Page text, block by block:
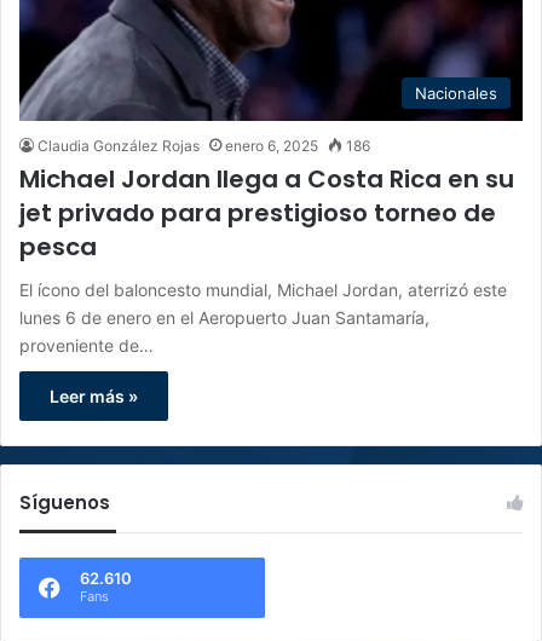
Nacionales
Claudia González Rojas enero 6, 2025 186
Michael Jordan llega a Costa Rica en su
jet privado para prestigioso torneo de
pesca
El ícono del baloncesto mundial, Michael Jordan, aterrizó este
lunes 6 de enero en el Aeropuerto Juan Santamaría,
proveniente de…
Leer más »
Síguenos
62.610
Fans